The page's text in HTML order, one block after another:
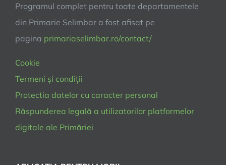
Programul complet pentru toate departamentele
din Primarie Selimbar a fost afisat pe
pagina primariaselimbar.ro/contact/
Cookie
Termeni și condiții
Protectia datelor cu caracter personal
Răspunderea legală a utilizatorilor platformelor
digitale ale Primăriei